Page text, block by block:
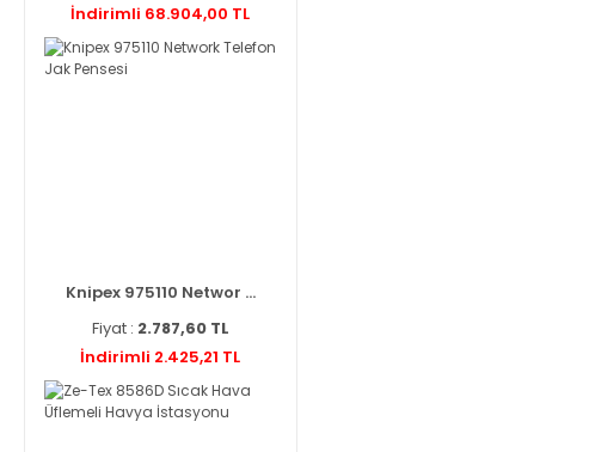
İndirimli 68.904,00 TL
Knipex 975110 Networ ...
Fiyat : 2.787,60 TL
İndirimli 2.425,21 TL